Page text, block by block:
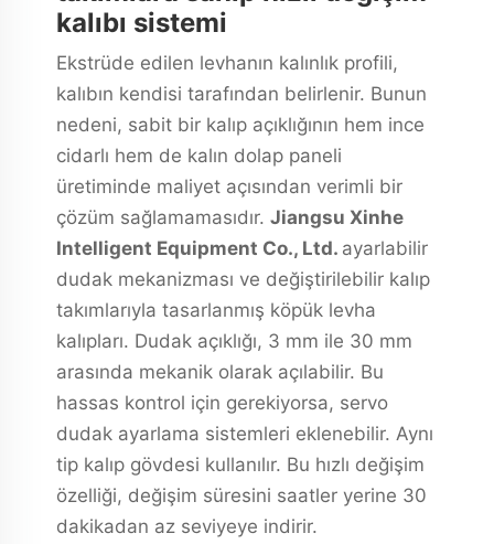
kalıbı sistemi
Ekstrüde edilen levhanın kalınlık profili,
kalıbın kendisi tarafından belirlenir. Bunun
nedeni, sabit bir kalıp açıklığının hem ince
cidarlı hem de kalın dolap paneli
üretiminde maliyet açısından verimli bir
çözüm sağlamamasıdır. Jiangsu Xinhe
Intelligent Equipment Co., Ltd. ayarlabilir
dudak mekanizması ve değiştirilebilir kalıp
takımlarıyla tasarlanmış köpük levha
kalıpları. Dudak açıklığı, 3 mm ile 30 mm
arasında mekanik olarak açılabilir. Bu
hassas kontrol için gerekiyorsa, servo
dudak ayarlama sistemleri eklenebilir. Aynı
tip kalıp gövdesi kullanılır. Bu hızlı değişim
özelliği, değişim süresini saatler yerine 30
dakikadan az seviyeye indirir.